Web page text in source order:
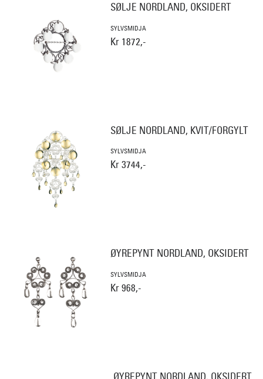
SØLJE NORDLAND, OKSIDERT
SYLVSMIDJA
Kr 1872,-
SØLJE NORDLAND, KVIT/FORGYLT
SYLVSMIDJA
Kr 3744,-
ØYREPYNT NORDLAND, OKSIDERT
SYLVSMIDJA
Kr 968,-
ØYREPYNT NORDLAND, OKSIDERT